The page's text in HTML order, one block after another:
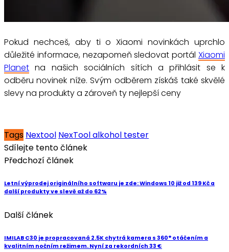
Pokud nechceš, aby ti o Xiaomi novinkách uprchlo
důležité informace, nezapomeň sledovat portál Xiaomi
Planet na našich sociálních sítích a přihlásit se k
odběru novinek níže. Svým odběrem získáš také skvělé
slevy na produkty a zároveň ty nejlepší ceny
Tags Nextool NexTool alkohol tester
Sdílejte tento článek
Předchozí článek
Letní výprodej originálního softwaru je zde: Windows 10 již od 139 Kč a
další produkty ve slevě až do 62%
Další článek
IMILAB C30 je propracovaná 2.5K chytrá kamera s 360° otáčením a
kvalitním nočním režimem. Nyní za rekordních 33 €